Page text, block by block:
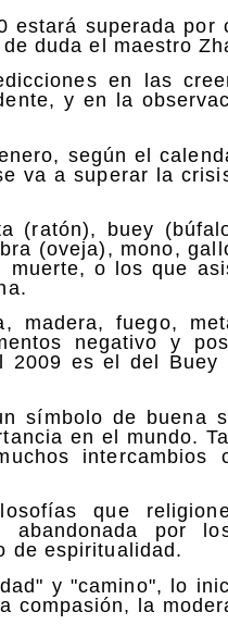
estará superada por
duda el maestro
en las
y en la
según el
va a superar la
(ratón), buey
(oveja), mono,
o los que
madera, fuego,
negativo y
2009 es el del Buey
símbolo de buena
en el mundo.
intercambios
que
abandonada por
de espiritualidad.
y "camino", lo
compasión, la